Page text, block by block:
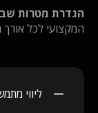
הגדרת מטרות
המקצועי לכל
ליווי